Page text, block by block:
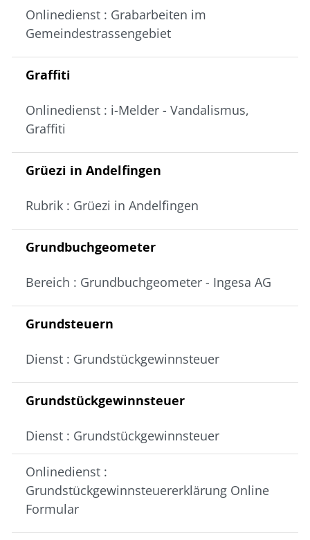
Onlinedienst : Grabarbeiten im
Gemeindestrassengebiet
Graffiti
Onlinedienst : i-Melder - Vandalismus,
Graffiti
Grüezi in Andelfingen
Rubrik : Grüezi in Andelfingen
Grundbuchgeometer
Bereich : Grundbuchgeometer - Ingesa AG
Grundsteuern
Dienst : Grundstückgewinnsteuer
Grundstückgewinnsteuer
Dienst : Grundstückgewinnsteuer
Onlinedienst :
Grundstückgewinnsteuererklärung Online
Formular